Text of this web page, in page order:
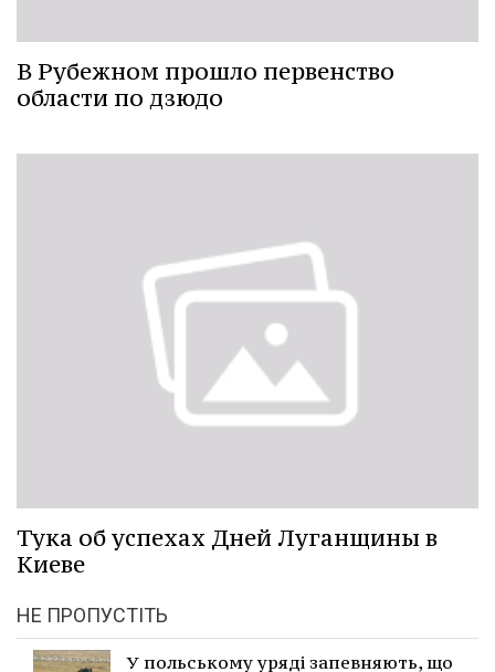
В Рубежном прошло первенство
области по дзюдо
Тука об успехах Дней Луганщины в
Киеве
НЕ ПРОПУСТІТЬ
У польському уряді запевняють, що